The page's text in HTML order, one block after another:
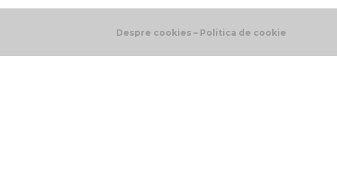
Despre cookies – Politica de cookie